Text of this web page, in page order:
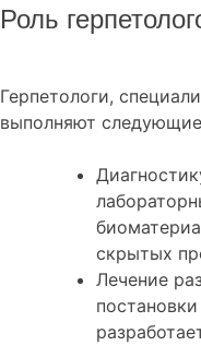
Роль
Герпетологи,
выполняют
скрытых
Лечение